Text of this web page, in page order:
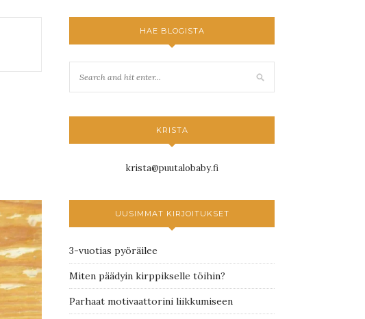
HAE BLOGISTA
KRISTA
krista@puutalobaby.fi
UUSIMMAT KIRJOITUKSET
3-vuotias pyöräilee
Miten päädyin kirppikselle töihin?
Parhaat motivaattorini liikkumiseen